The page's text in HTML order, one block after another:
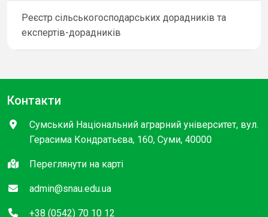
Реєстр сільськогосподарських дорадників та
експертів-дорадників
Контакти
Сумський Національний аграрний університет, вул.
Герасима Кондратьєва, 160, Суми, 40000
Переглянути на карті
admin@snau.edu.ua
+38 (0542) 70 10 12